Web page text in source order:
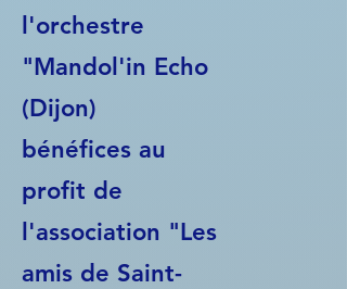
l'orchestre
"Mandol'in Echo
(Dijon)
bénéfices au
profit de
l'association "Les
amis de Saint-